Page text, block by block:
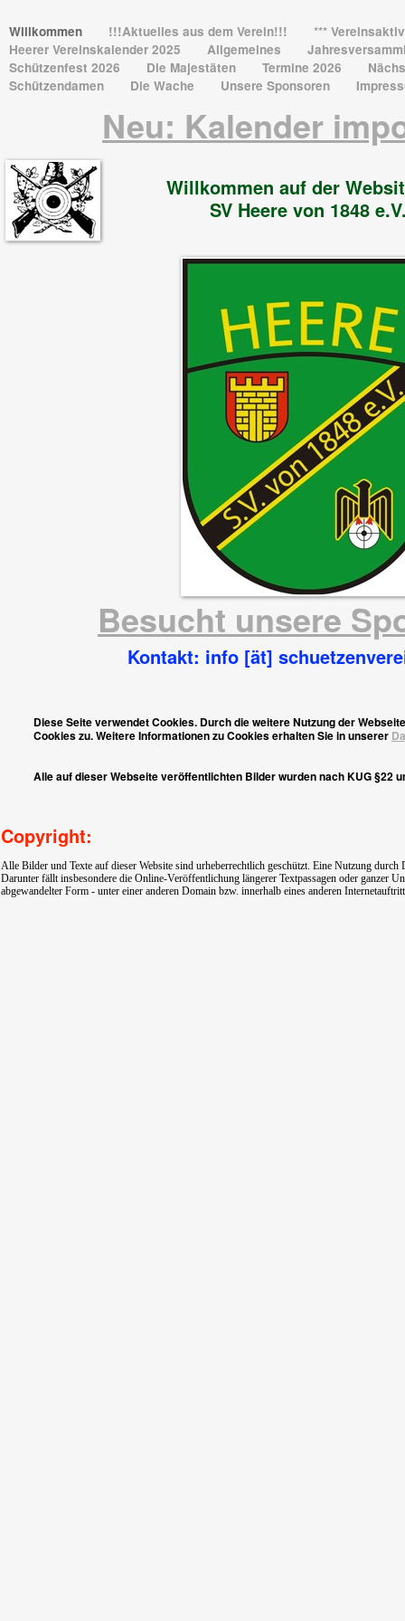
Willkommen !!!Aktuelles aus dem Verein!!!
***
Heerer Vereinskalender 2025
Allgemeines
Schützenfest 2026
Die Majestäten Termine 2026
Schützendamen
Die Wache Unsere Sponsoren
Willkommen auf der
SV Heere von 1848
Kontakt: info [ät]
Copyright:
Alle Bilder und Texte auf dieser Website sind urheberrechtlich geschützt. Eine Nutzung
Darunter fällt insbesondere die Online-Veröffentlichung längerer Textpassagen oder ganzer
abgewandelter Form - unter einer anderen Domain bzw. innerhalb eines anderen
Diese Seite verwendet Cookies. Durch die weitere Nutzung der
Cookies zu. Weitere Informationen zu Cookies erhalten Sie in unserer
Alle auf dieser Webseite veröffentlichten Bilder wurden nach KUG §22
Besucht unsere
Neu: Kalender